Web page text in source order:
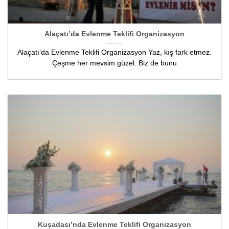
Alaçatı’da Evlenme Teklifi Organizasyon
Alaçatı’da Evlenme Teklifi Organizasyon Yaz, kış fark etmez.
Çeşme her mevsim güzel. Biz de bunu
Kuşadası’nda Evlenme Teklifi Organizasyon